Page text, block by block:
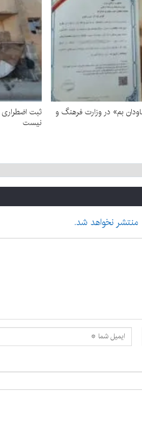
بم» در وزارت فرهنگ و
ثبت
نیست
نخواهد شد.